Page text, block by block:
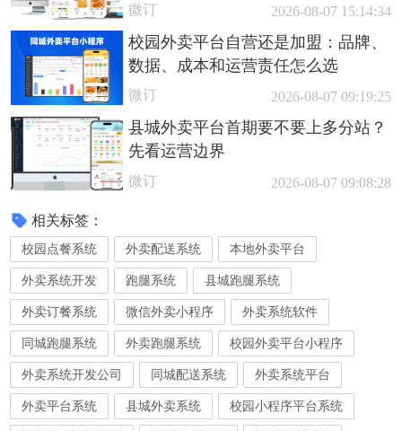
微订 2026-08-07 15:14:34
校园外卖平台自营还是加盟：品牌、
数据、成本和运营责任怎么选
微订 2026-08-07 09:19:25
县城外卖平台首期要不要上多分站？
先看运营边界
微订 2026-08-07 09:08:28
相关标签：
校园点餐系统 外卖配送系统 本地外卖平台
外卖系统开发 跑腿系统 县城跑腿系统
外卖订餐系统 微信外卖小程序 外卖系统软件
同城跑腿系统 外卖跑腿系统 校园外卖平台小程序
外卖系统开发公司 同城配送系统 外卖系统平台
外卖平台系统 县城外卖系统 校园小程序平台系统